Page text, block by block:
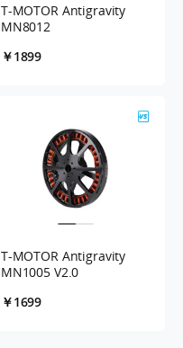
T-MOTOR Antigravity
MN8012
￥1899
T-MOTOR Antigravity
MN1005 V2.0
￥1699